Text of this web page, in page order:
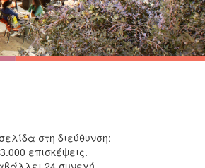
στη διεύθυνση:
επισκέψεις.